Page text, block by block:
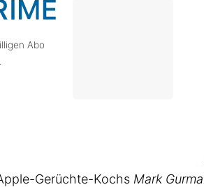
Abo
Gerüchte-Kochs Mark